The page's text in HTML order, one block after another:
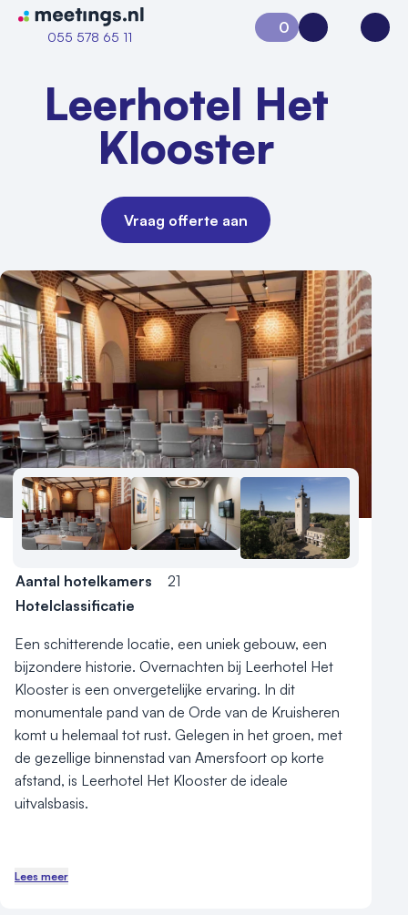
Naar home van Meetings
055 578 65 11
Vraag locatie aan
Locatiegids
Meld locatie aan
Nieuws
Reviews (5⭐️)
Contact
0
Aanvraag 0Inloggen
Leerhotel Het
Klooster
Vraag offerte aan
Aantal hotelkamers
21
Hotelclassificatie
Een schitterende locatie, een uniek gebouw, een
bijzondere historie. Overnachten bij Leerhotel Het
Klooster is een onvergetelijke ervaring. In dit
monumentale pand van de Orde van de Kruisheren
komt u helemaal tot rust. Gelegen in het groen, met
de gezellige binnenstad van Amersfoort op korte
afstand, is Leerhotel Het Klooster de ideale
uitvalsbasis.
Lees meer